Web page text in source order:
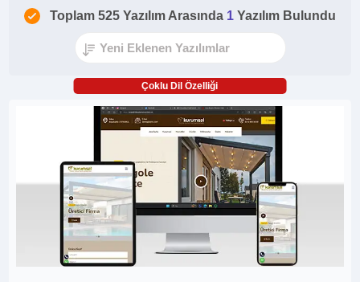
Toplam 525 Yazılım Arasında 1 Yazılım Bulundu
Çoklu Dil Özelliği